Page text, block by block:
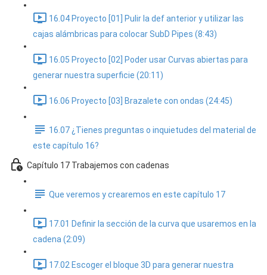
16.04 Proyecto [01] Pulir la def anterior y utilizar las
cajas alámbricas para colocar SubD Pipes (8:43)
16.05 Proyecto [02] Poder usar Curvas abiertas para
generar nuestra superficie (20:11)
16.06 Proyecto [03] Brazalete con ondas (24:45)
16.07 ¿Tienes preguntas o inquietudes del material de
este capítulo 16?
Capítulo 17 Trabajemos con cadenas
Que veremos y crearemos en este capítulo 17
17.01 Definir la sección de la curva que usaremos en la
cadena (2:09)
17.02 Escoger el bloque 3D para generar nuestra